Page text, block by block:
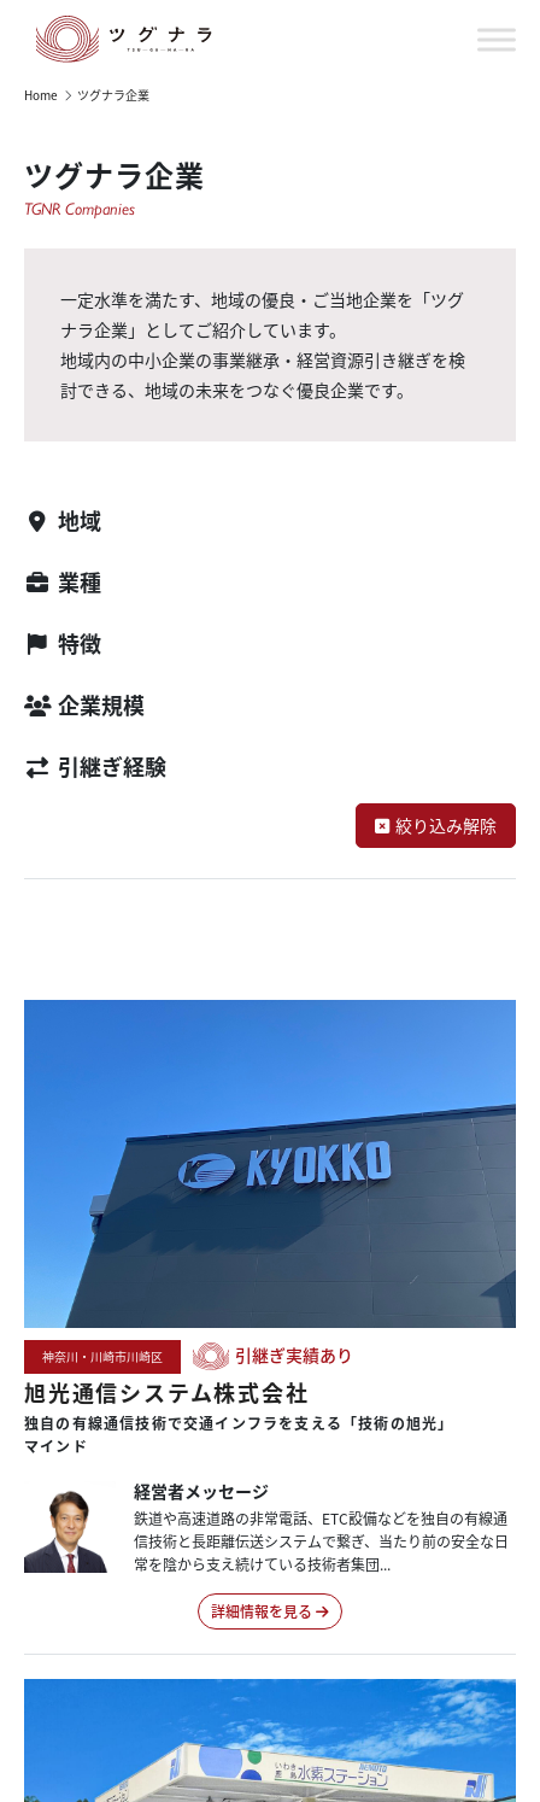
Home ツグナラ企業
ツグナラ企業
TGNR Companies
一定水準を満たす、地域の優良・ご当地企業を「ツグ
ナラ企業」としてご紹介しています。
地域内の中小企業の事業継承・経営資源引き継ぎを検
討できる、地域の未来をつなぐ優良企業です。
地域
業種
特徴
企業規模
引継ぎ経験
絞り込み解除
神奈川・川崎市川崎区 引継ぎ実績あり
旭光通信システム株式会社
独自の有線通信技術で交通インフラを支える 「技術の旭光」
マインド
経営者メッセージ
鉄道や高速道路の非常電話、ETC設備などを独自の有線通
信技術と長距離伝送システムで繋ぎ、当たり前の安全な日
常を陰から支え続けている技術者集団...
詳細情報を見る